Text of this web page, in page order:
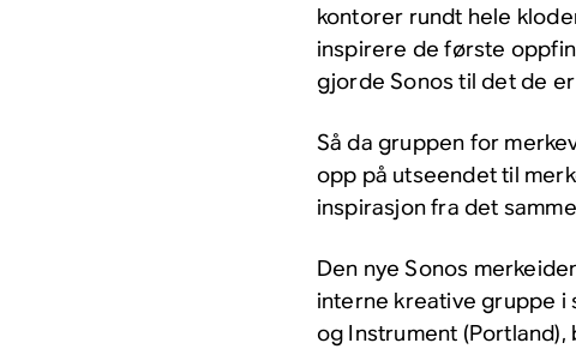
kontorer rundt hele
inspirere de første
gjorde Sonos til det de
Så da gruppen for
opp på utseendet til
inspirasjon fra det
Den nye Sonos
interne kreative gruppe i
og Instrument